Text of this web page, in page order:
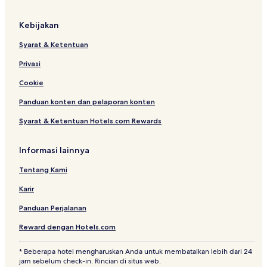
Kebijakan
Syarat & Ketentuan
Privasi
Cookie
Panduan konten dan pelaporan konten
Syarat & Ketentuan Hotels.com Rewards
Informasi lainnya
Tentang Kami
Karir
Panduan Perjalanan
Reward dengan Hotels.com
* Beberapa hotel mengharuskan Anda untuk membatalkan lebih dari 24
jam sebelum check-in. Rincian di situs web.